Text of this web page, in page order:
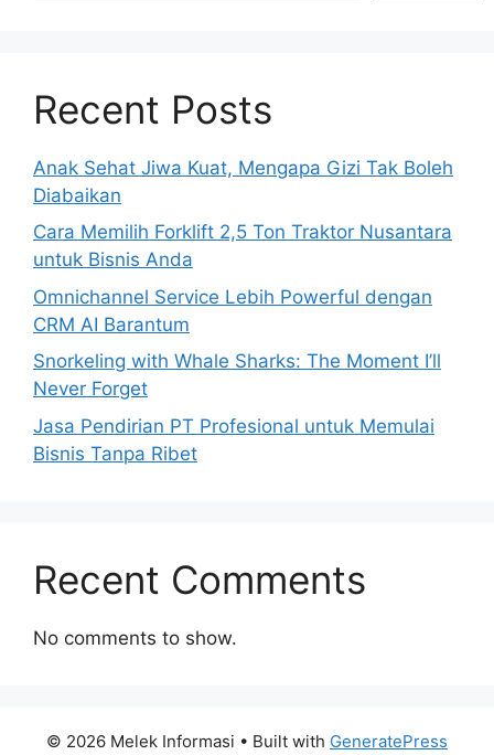
Recent Posts
Anak Sehat Jiwa Kuat, Mengapa Gizi Tak Boleh
Diabaikan
Cara Memilih Forklift 2,5 Ton Traktor Nusantara
untuk Bisnis Anda
Omnichannel Service Lebih Powerful dengan
CRM AI Barantum
Snorkeling with Whale Sharks: The Moment I’ll
Never Forget
Jasa Pendirian PT Profesional untuk Memulai
Bisnis Tanpa Ribet
Recent Comments
No comments to show.
© 2026 Melek Informasi • Built with GeneratePress